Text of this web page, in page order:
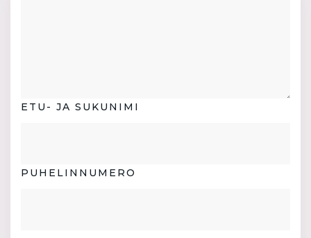
ETU- JA SUKUNIMI
PUHELINNUMERO